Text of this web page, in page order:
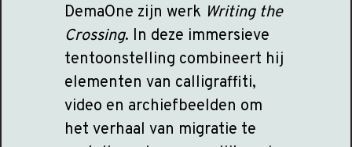
DemaOne zijn werk Writing the
Crossing. In deze immersieve
tentoonstelling combineert hij
elementen van calligraffiti,
video en archiefbeelden om
het verhaal van migratie te